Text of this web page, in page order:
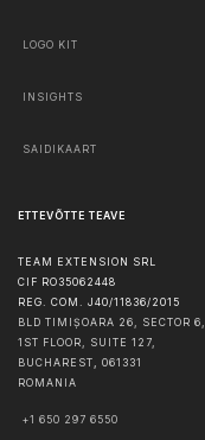
LOGO KIT
INSIGHTS
SAIDIKAART
ETTEVÕTTE TEAVE
TEAM EXTENSION SRL
CIF RO35062448
REG. COM. J40/11836/2015
BLD TIMIȘOARA 26, SECTOR 6,
1ST FLOOR, SUITE 127,
BUCHAREST, 061331
ROMANIA
+1 650 297 6550